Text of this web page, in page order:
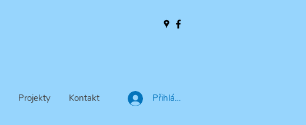
Projekty Kontakt Přihlásit se